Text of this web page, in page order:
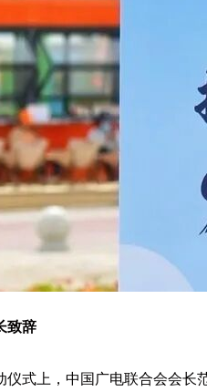
致辞
仪式上，中国广电联合会会长